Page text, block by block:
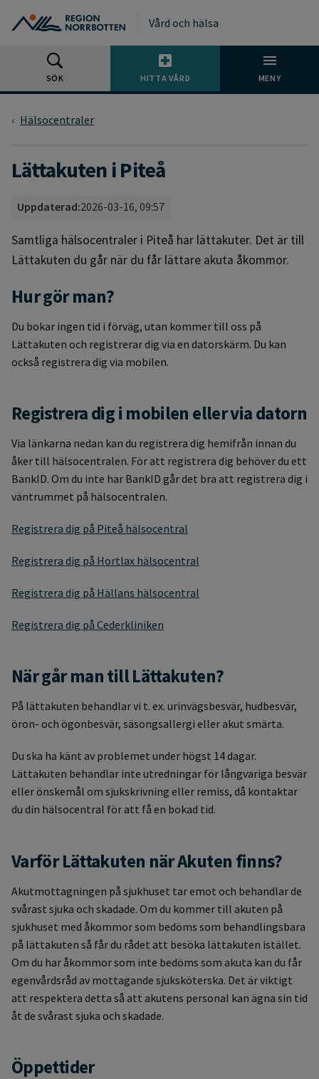
Vård och hälsa
SÖK HITTA VÅRD MENY
Hälsocentraler
Lättakuten i Piteå
Uppdaterad:2026-03-16, 09:57
Samtliga hälsocentraler i Piteå har lättakuter. Det är till
Lättakuten du går när du får lättare akuta åkommor.
Hur gör man?
Du bokar ingen tid i förväg, utan kommer till oss på
Lättakuten och registrerar dig via en datorskärm. Du kan
också registrera dig via mobilen.
Registrera dig i mobilen eller via datorn
Via länkarna nedan kan du registrera dig hemifrån innan du
åker till hälsocentralen. För att registrera dig behöver du ett
BankID. Om du inte har BankID går det bra att registrera dig i
väntrummet på hälsocentralen.
Registrera dig på Piteå hälsocentral
Registrera dig på Hortlax hälsocentral
Registrera dig på Hällans hälsocentral
Registrera dig på Cederkliniken
När går man till Lättakuten?
På lättakuten behandlar vi t. ex. urinvägsbesvär, hudbesvär,
öron- och ögonbesvär, säsongsallergi eller akut smärta.
Du ska ha känt av problemet under högst 14 dagar.
Lättakuten behandlar inte utredningar för långvariga besvär
eller önskemål om sjukskrivning eller remiss, då kontaktar
du din hälsocentral för att få en bokad tid.
Varför Lättakuten när Akuten finns?
Akutmottagningen på sjukhuset tar emot och behandlar de
svårast sjuka och skadade. Om du kommer till akuten på
sjukhuset med åkommor som bedöms som behandlingsbara
på lättakuten så får du rådet att besöka lättakuten istället.
Om du har åkommor som inte bedöms som akuta kan du får
egenvårdsråd av mottagande sjuksköterska. Det är viktigt
att respektera detta så att akutens personal kan ägna sin tid
åt de svårast sjuka och skadade.
Öppettider